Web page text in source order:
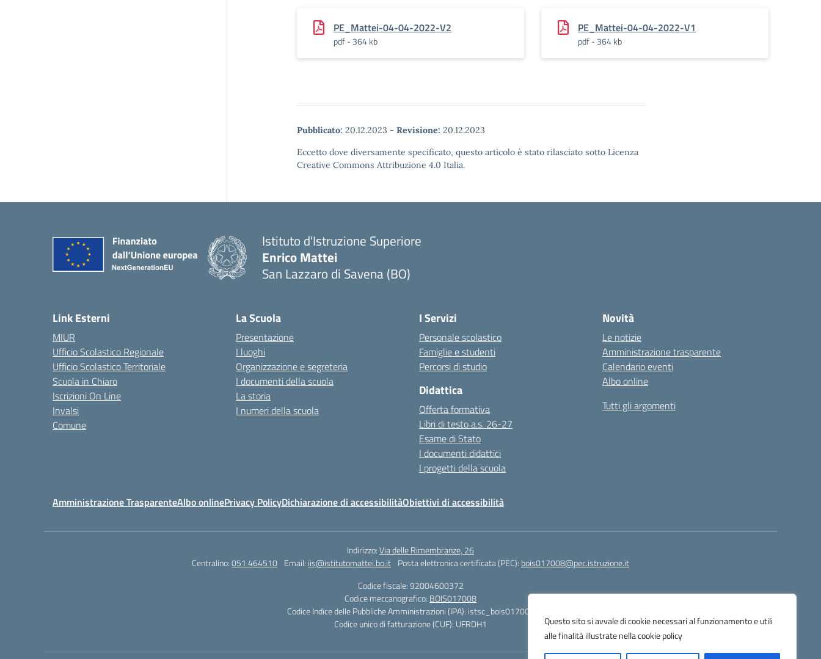
Questo sito si avvale di cookie necessari al funzionamento e utili
alle finalità illustrate nella cookie policy
PE_Mattei-04-04-2022-V2
pdf - 364 kb
PE_Mattei-04-04-2022-V1
pdf - 364 kb
Pubblicato: 20.12.2023 - Revisione: 20.12.2023
Eccetto dove diversamente specificato, questo articolo è stato rilasciato sotto Licenza
Creative Commons Attribuzione 4.0 Italia.
Istituto d'Istruzione Superiore
Enrico Mattei
San Lazzaro di Savena (BO)
Link Esterni
MIUR
Ufficio Scolastico Regionale
Ufficio Scolastico Territoriale
Scuola in Chiaro
Iscrizioni On Line
Invalsi
Comune
La Scuola
Presentazione
I luoghi
Organizzazione e segreteria
I documenti della scuola
La storia
I numeri della scuola
I Servizi
Personale scolastico
Famiglie e studenti
Percorsi di studio
Didattica
Offerta formativa
Libri di testo a.s. 26-27
Esame di Stato
I documenti didattici
I progetti della scuola
Novità
Le notizie
Amministrazione trasparente
Calendario eventi
Albo online
Tutti gli argomenti
Amministrazione TrasparenteAlbo onlinePrivacy PolicyDichiarazione di accessibilitàObiettivi di accessibilità
Indirizzo:Via delle Rimembranze, 26
Centralino:051 464510 Email: iis@istitutomattei.bo.it Posta elettronica certificata (PEC): bois017008@pec.istruzione.it
Codice fiscale: 92004600372
Codice meccanografico: BOIS017008
Codice Indice delle Pubbliche Amministrazioni (IPA): istsc_bois017008
Codice unico di fatturazione (CUF): UFRDH1